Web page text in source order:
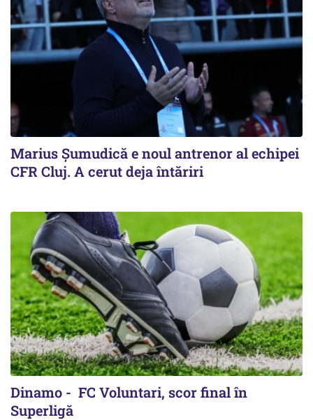
Marius Șumudică e noul antrenor al echipei
CFR Cluj. A cerut deja întăriri
Dinamo - FC Voluntari, scor final în
Superligă